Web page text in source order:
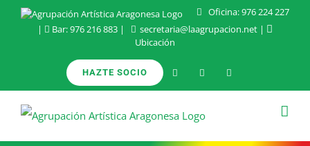
Saltar
Oficina:976 224 227
|
Bar:976 216 883 | secretaria@laagrupacion.net|
Ubicación
HAZTE SOCIO